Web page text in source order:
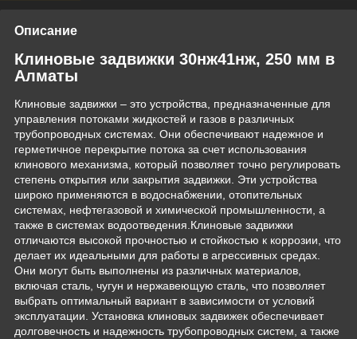
Описание
Клиновые задвижки 30нж41нж, 250 мм в
Алматы
Клиновые задвижки – это устройства, предназначенные для
управления потоками жидкостей и газов в различных
трубопроводных системах. Они обеспечивают надежное и
герметичное перекрытие потока за счет использования
клинового механизма, который позволяет точно регулировать
степень открытия или закрытия задвижки. Эти устройства
широко применяются в водоснабжении, отопительных
системах, нефтегазовой и химической промышленности, а
также в системах водоотведения.Клиновые задвижки
отличаются высокой прочностью и стойкостью к коррозии, что
делает их идеальными для работы в агрессивных средах.
Они могут быть выполнены из различных материалов,
включая сталь, чугун и нержавеющую сталь, что позволяет
выбрать оптимальный вариант в зависимости от условий
эксплуатации. Установка клиновых задвижек обеспечивает
долговечность и надежность трубопроводных систем, а также